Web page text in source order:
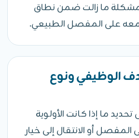
ما زالت ضمن نطاق
على المفصل الطبيعي.
الوظيفي ونوع
ما إذا كانت الأولوية
أو الانتقال إلى خيار